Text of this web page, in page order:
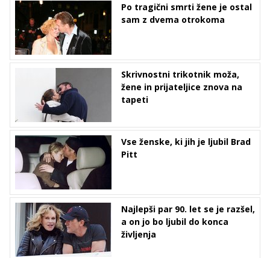
Po tragični smrti žene je ostal
sam z dvema otrokoma
Skrivnostni trikotnik moža,
žene in prijateljice znova na
tapeti
Vse ženske, ki jih je ljubil Brad
Pitt
Najlepši par 90. let se je razšel,
a on jo bo ljubil do konca
življenja